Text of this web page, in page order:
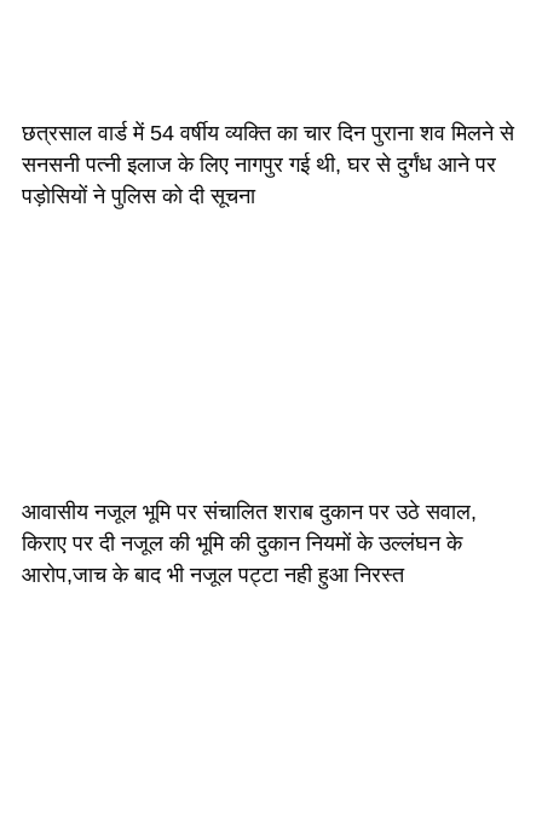
छत्रसाल वार्ड में 54 वर्षीय व्यक्ति का चार दिन पुराना शव मिलने से
सनसनी पत्नी इलाज के लिए नागपुर गई थी, घर से दुर्गंध आने पर
पड़ोसियों ने पुलिस को दी सूचना
आवासीय नजूल भूमि पर संचालित शराब दुकान पर उठे सवाल,
किराए पर दी नजूल की भूमि की दुकान नियमों के उल्लंघन के
आरोप,जाच के बाद भी नजूल पट्टा नही हुआ निरस्त